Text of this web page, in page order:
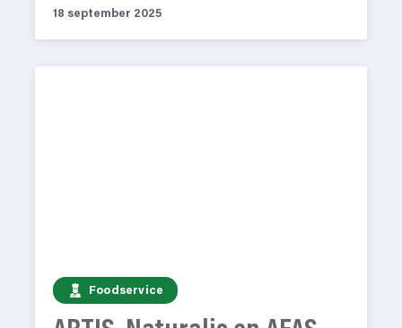
18 september 2025
Foodservice